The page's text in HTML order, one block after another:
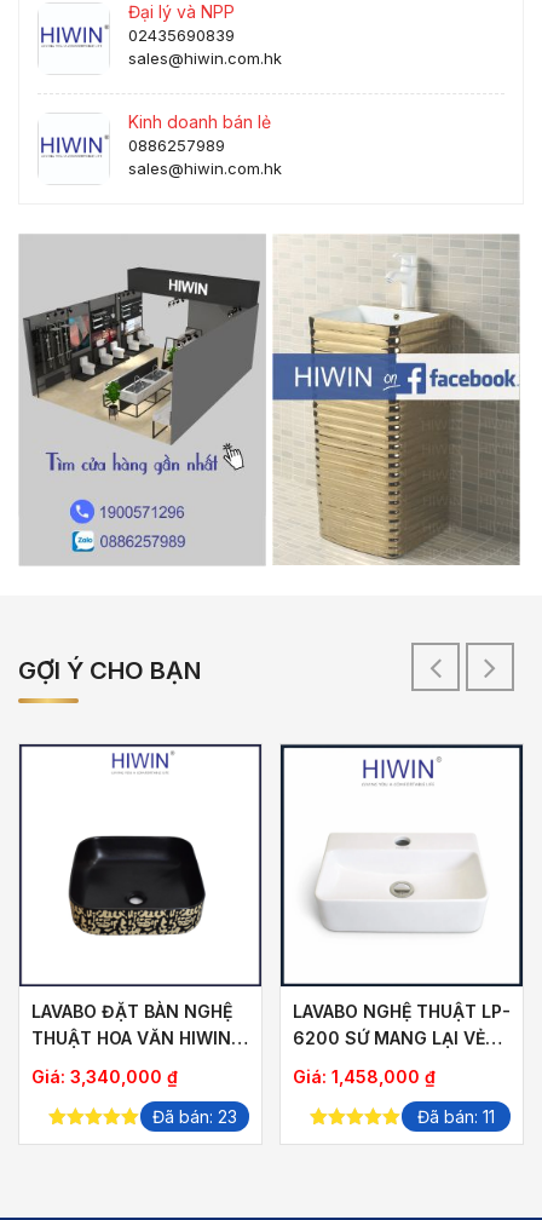
Đại lý và NPP
02435690839
sales@hiwin.com.hk
Kinh doanh bán lẻ
0886257989
sales@hiwin.com.hk
GỢI Ý CHO BẠN
LAVABO ĐẶT BÀN NGHỆ
THUẬT HOA VĂN HIWIN
LP-A423
Giá: 3,340,000 ₫
5.00out of
Đã bán: 23
LAVABO NGHỆ THUẬT LP-
6200 SỨ MANG LẠI VẺ
ĐẸP THUẦN KHIẾT
Giá: 1,458,000 ₫
5.00out of
Đã bán: 11